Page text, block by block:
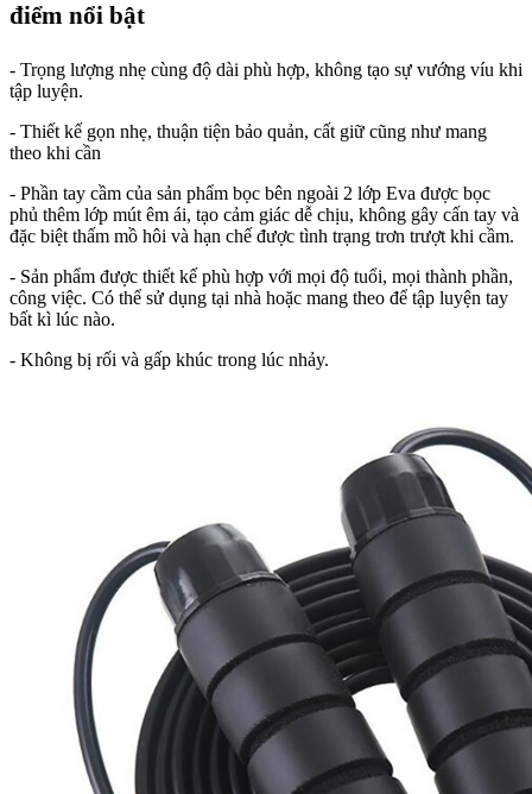
điểm nổi bật
- Trọng lượng nhẹ cùng độ dài phù hợp, không tạo sự vướng víu khi
tập luyện.
- Thiết kế gọn nhẹ, thuận tiện bảo quản, cất giữ cũng như mang
theo khi cần
- Phần tay cầm của sản phẩm bọc bên ngoài 2 lớp Eva được bọc
phủ thêm lớp mút êm ái, tạo cảm giác dễ chịu, không gây cấn tay và
đặc biệt thấm mồ hôi và hạn chế được tình trạng trơn trượt khi cầm.
- Sản phẩm được thiết kế phù hợp với mọi độ tuổi, mọi thành phần,
công việc. Có thể sử dụng tại nhà hoặc mang theo để tập luyện tay
bất kì lúc nào.
- Không bị rối và gấp khúc trong lúc nhảy.